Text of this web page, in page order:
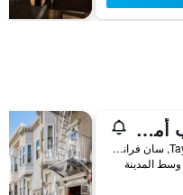
بيت شباب أمستردام
749 Taylor Street, سان فرانسسكو, CA, الولايات المتحدة الأميريكية